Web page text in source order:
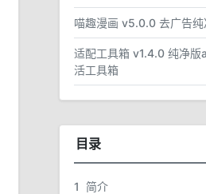
喵趣漫画 v5.0.0 去广告
适配工具箱 v1.4.0 纯净
活工具箱
目录
1 简介